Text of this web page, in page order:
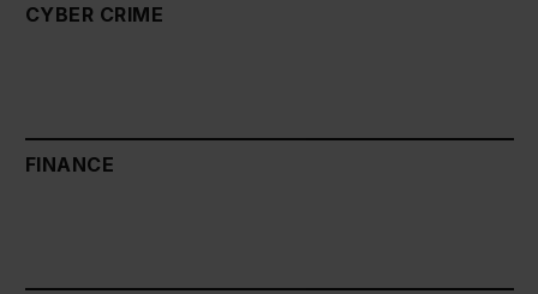
CYBER CRIME
FINANCE